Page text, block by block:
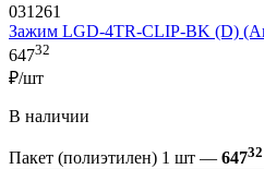
031261
Зажим LGD-4TR-CLIP-BK (D)
64732
₽/шт
В наличии
Пакет (полиэтилен) 1 шт — 64732